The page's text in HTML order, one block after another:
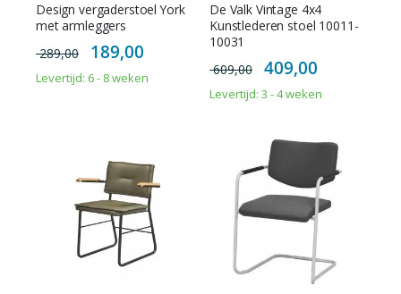
Design vergaderstoel York
met armleggers
289,00
Special
Price
189,00
Levertijd: 6 - 8 weken
De Valk Vintage 4x4
Kunstlederen stoel 10011-
10031
609,00
Special
Price
409,00
Levertijd: 3 - 4 weken